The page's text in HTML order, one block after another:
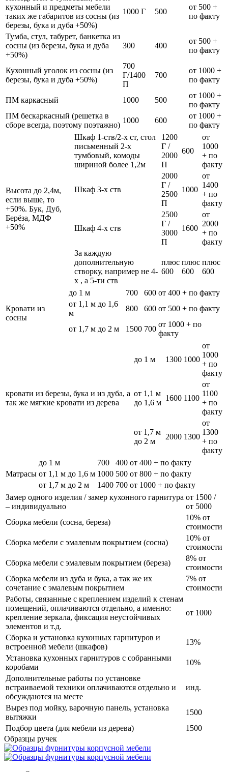
кухонный и предметы мебели
таких же габаритов из сосны (из
березы, бука и дуба +50%)
1000 Г 500
от 500 +
по факту
Тумба, стул, табурет, банкетка из
сосны (из березы, бука и дуба
+50%)
300 400
от 500 +
по факту
Кухонный уголок из сосны (из
березы, бука и дуба +50%)
700
Г/1400
П
700
от 1000 +
по факту
ПМ каркасный 1000 500
от 1000 +
по факту
ПМ бескаркасный (решетка в
сборе всегда, поэтому поэтажно)
1000 600
от 1000 +
по факту
Высота до 2,4м,
если выше, то
+50%. Бук, Дуб,
Берёза, МДФ
+50%
Шкаф 1-ств/2-х ст, стол
письменный 2-х
тумбовый, комоды
шириной более 1,2м
1200
Г /
2000
П
600
от
1000
+ по
факту
Шкаф 3-х ств
2000
Г /
2500
П
1000
от
1400
+ по
факту
Шкаф 4-х ств
2500
Г /
3000
П
1600
от
2000
+ по
факту
За каждую
дополнительную
створку, например не 4-
х , а 5-ти ств
плюс
600
плюс
600
плюс
600
Кровати из
сосны
до 1 м 700 600 от 400 + по факту
от 1,1 м до 1,6
м
800 600 от 500 + по факту
от 1,7 м до 2 м 1500 700
от 1000 + по
факту
кровати из березы, бука и из дуба, а
так же мягкие кровати из дерева
до 1 м 1300 1000
от
1000
+ по
факту
от 1,1 м
до 1,6 м
1600 1100
от
1100
+ по
факту
от 1,7 м
до 2 м
2000 1300
от
1300
+ по
факту
Матрасы
до 1 м 700 400 от 400 + по факту
от 1,1 м до 1,6 м 1000 500 от 800 + по факту
от 1,7 м до 2 м
1400 700 от 1000 + по факту
Замер одного изделия / замер кухонного гарнитура
– индивидуально
от 1500 /
от 5000
Сборка мебели (сосна, береза)
10% от
стоимости
Сборка мебели с эмалевым покрытием (сосна)
10% от
стоимости
Сборка мебели с эмалевым покрытием (береза)
8% от
стоимости
Сборка мебели из дуба и бука, а так же их
сочетание с эмалевым покрытием
7% от
стоимости
Работы, связанные с креплением изделий к стенам
помещений, оплачиваются отдельно, а именно:
крепление зеркала, фиксация неустойчивых
элементов и т.д.
от 1000
Сборка и установка кухонных гарнитуров и
встроенной мебели (шкафов)
13%
Установка кухонных гарнитуров с собранными
коробами
10%
Дополнительные работы по установке
встраиваемой техники оплачиваются отдельно и
обсуждаются на месте
инд.
Вырез под мойку, варочную панель, установка
вытяжки
1500
Подбор цвета (для мебели из дерева)
1500
Образцы ручек